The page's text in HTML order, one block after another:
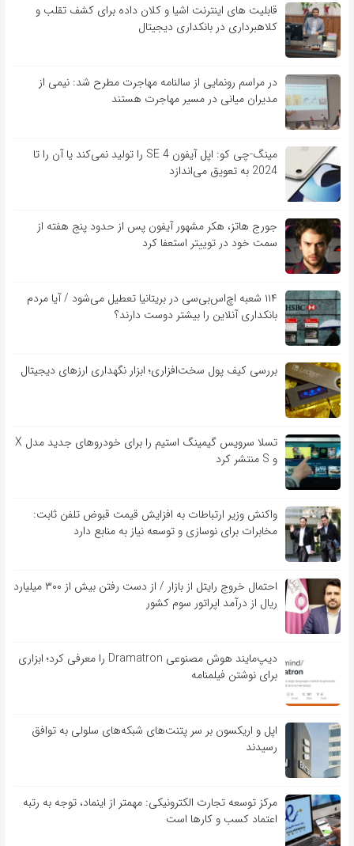
قابلیت ‏های اینترنت اشیا و کلان‏ داده برای کشف تقلب و
کلاهبرداری در بانکداری دیجیتال
در مراسم رونمایی از سالنامه مهاجرت مطرح شد: نیمی از
مدیران میانی در مسیر مهاجرت هستند
مینگ-چی کو: اپل آیفون SE 4 را تولید نمی‌کند یا آن را تا
2024 به تعویق می‌اندازد
جورج هاتز، هکر مشهور آیفون پس از حدود پنج هفته از
سمت خود در توییتر استعفا کرد
۱۱۴ شعبه اچ‌اس‌بی‌سی در بریتانیا تعطیل می‌شود / آیا مردم
بانکداری آنلاین را بیشتر دوست دارند؟
بررسی کیف‌ پول سخت‌افزاری؛ ابزار نگهداری ارزهای دیجیتال
تسلا سرویس گیمینگ استیم را برای خودروهای جدید مدل X
و S منتشر کرد
واکنش وزیر ارتباطات به افزایش قیمت قبوض تلفن ثابت:
مخابرات برای نوسازی و توسعه نیاز به منابع دارد
احتمال خروج رایتل از بازار / از دست رفتن بیش از ۳۰۰ میلیارد
ریال از درآمد اپراتور سوم کشور
دیپ‌مایند هوش مصنوعی Dramatron را معرفی کرد؛ ابزاری
برای نوشتن فیلمنامه
اپل و اریکسون بر سر پتنت‌های شبکه‌های سلولی به توافق
رسیدند
مرکز توسعه تجارت الکترونیکی: مهمتر از اینماد، توجه به رتبه
اعتماد کسب و کارها است